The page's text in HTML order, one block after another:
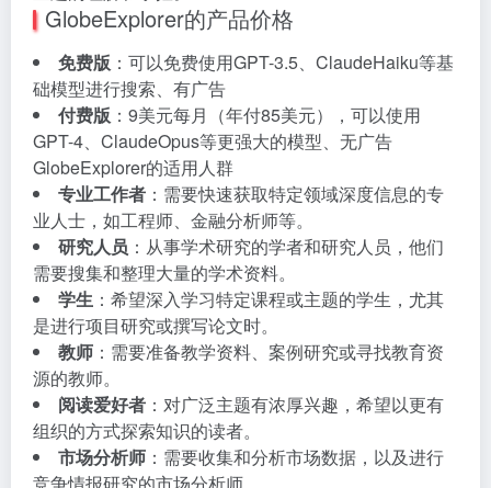
GlobeExplorer的产品价格
免费版 ：可以免费使用GPT-3.5、ClaudeHaiku等基
础模型进行搜索、有广告
付费版 ：9美元每月（年付85美元），可以使用
GPT-4、ClaudeOpus等更强大的模型、无广告
GlobeExplorer的适用人群
专业工作者 ：需要快速获取特定领域深度信息的专
业人士，如工程师、金融分析师等。
研究人员 ：从事学术研究的学者和研究人员，他们
需要搜集和整理大量的学术资料。
学生 ：希望深入学习特定课程或主题的学生，尤其
是进行项目研究或撰写论文时。
教师 ：需要准备教学资料、案例研究或寻找教育资
源的教师。
阅读爱好者 ：对广泛主题有浓厚兴趣，希望以更有
组织的方式探索知识的读者。
市场分析师 ：需要收集和分析市场数据，以及进行